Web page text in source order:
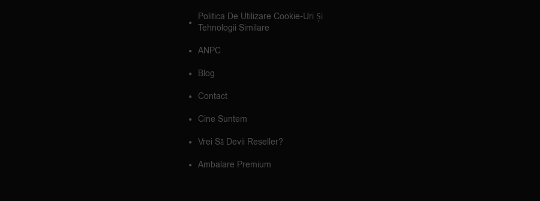
Politica De Utilizare Cookie-Uri Și
Tehnologii Similare
ANPC
Blog
Contact
Cine Suntem
Vrei Să Devii Reseller?
Ambalare Premium